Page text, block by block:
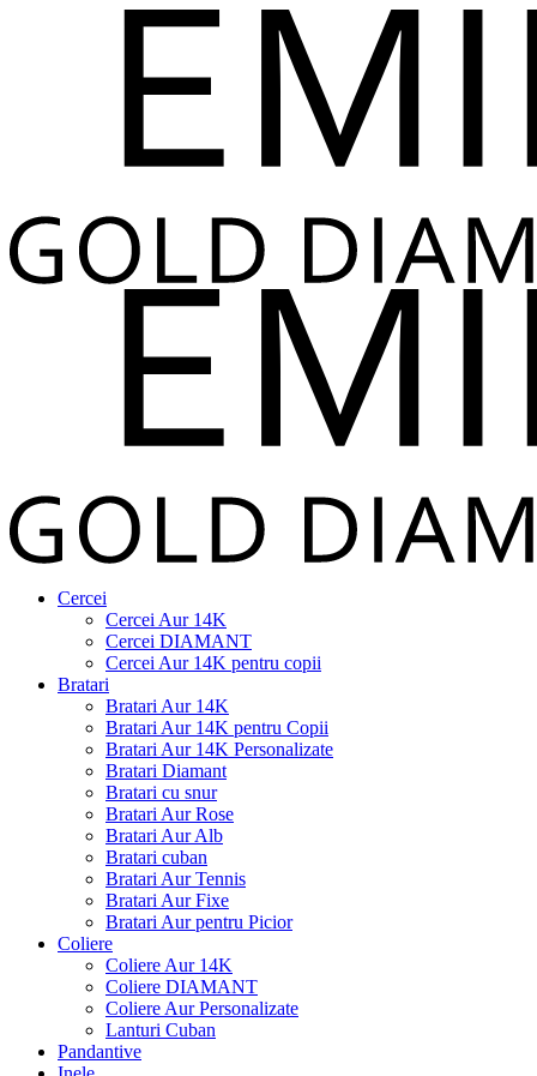
Cercei
Cercei Aur 14K
Cercei DIAMANT
Cercei Aur 14K pentru copii
Bratari
Bratari Aur 14K
Bratari Aur 14K pentru Copii
Bratari Aur 14K Personalizate
Bratari Diamant
Bratari cu snur
Bratari Aur Rose
Bratari Aur Alb
Bratari cuban
Bratari Aur Tennis
Bratari Aur Fixe
Bratari Aur pentru Picior
Coliere
Coliere Aur 14K
Coliere DIAMANT
Coliere Aur Personalizate
Lanturi Cuban
Pandantive